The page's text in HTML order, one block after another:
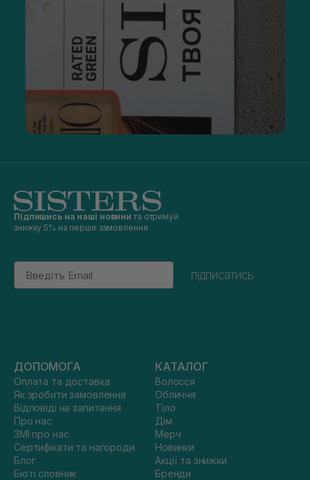
Підпишись на наші новини та отримуй
знижку 5% на перше замовлення
Email
підписатись
ДОПОМОГА
Оплата та доставка
Як зробити замовлення
Відповіді на запитання
Про нас
ЗМІ про нас
Сертифікати та нагороди
Блог
Бюті словник
КАТАЛОГ
Волосся
Обличчя
Тіло
Дім
Мерч
Новинки
Акції та знижки
Бренди